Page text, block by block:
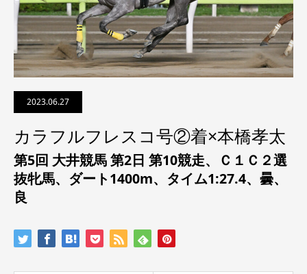
2023.06.27
カラフルフレスコ号②着×本橋孝太
第5回 大井競馬 第2日 第10競走、
Ｃ１Ｃ２選
抜牝馬、ダート1400m、タイム1:27.4、曇、
良